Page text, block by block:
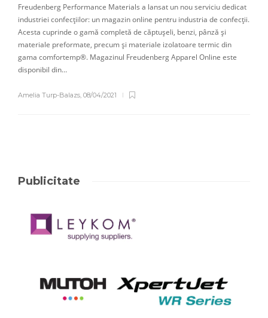
Freudenberg Performance Materials a lansat un nou serviciu dedicat
industriei confecțiilor: un magazin online pentru industria de confecții.
Acesta cuprinde o gamă completă de căptușeli, benzi, pânză și
materiale preformate, precum și materiale izolatoare termic din
gama comfortemp®. Magazinul Freudenberg Apparel Online este
disponibil din…
Amelia Turp-Balazs, 08/04/2021
Publicitate